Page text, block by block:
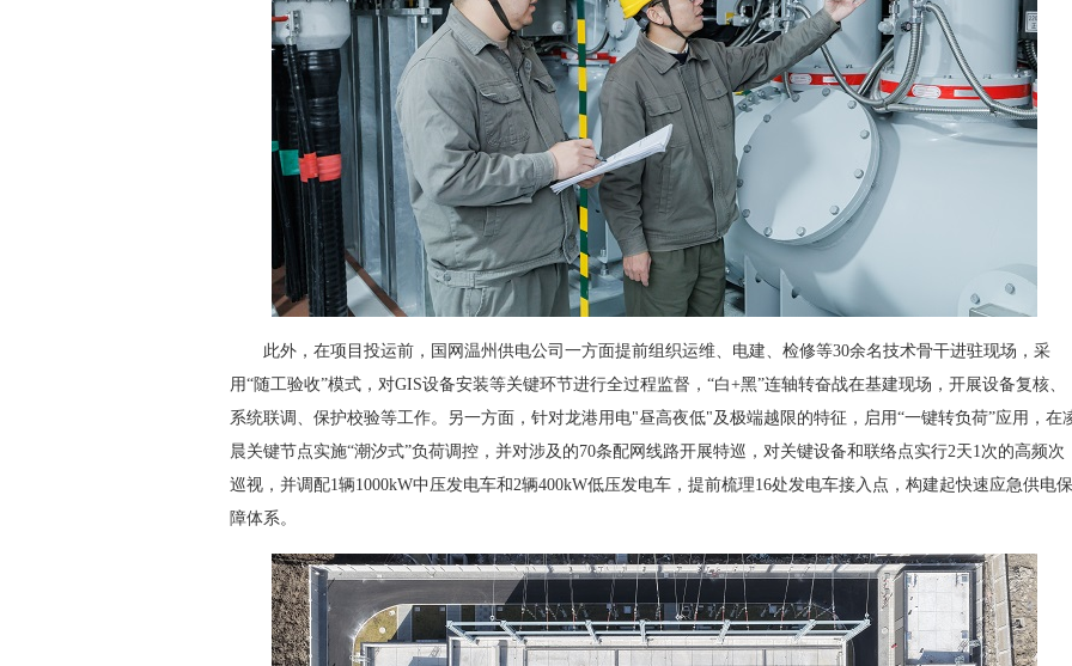
此外，在项目投运前，国网温州供电公司一方面提前组织运维、电建、检修等30余名技术骨干进驻现场，采
用“随工验收”模式，对GIS设备安装等关键环节进行全过程监督，“白+黑”连轴转奋战在基建现场，开展设备复核、
系统联调、保护校验等工作。另一方面，针对龙港用电"昼高夜低"及极端越限的特征，启用“一键转负荷”应用，在
晨关键节点实施“潮汐式”负荷调控，并对涉及的70条配网线路开展特巡，对关键设备和联络点实行2天1次的高频次
巡视，并调配1辆1000kW中压发电车和2辆400kW低压发电车，提前梳理16处发电车接入点，构建起快速应急供电保
障体系。